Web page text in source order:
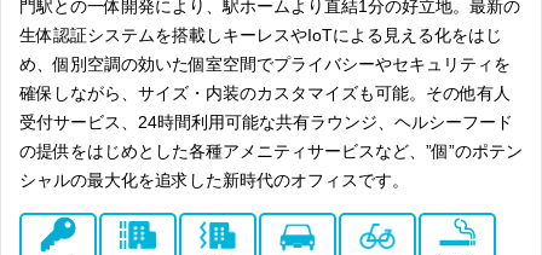
門駅との一体開発により、駅ホームより直結1分の好立地。最新の
生体認証システムを搭載しキーレスやIoTによる見える化をはじ
め、個別空調の効いた個室空間でプライバシーやセキュリティを
確保しながら、サイズ・内装のカスタマイズも可能。その他有人
受付サービス、24時間利用可能な共有ラウンジ、ヘルシーフード
の提供をはじめとした各種アメニティサービスなど、”個”のポテン
シャルの最大化を追求した新時代のオフィスです。